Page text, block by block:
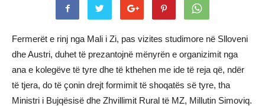
Fermerët e rinj nga Mali i Zi, pas vizites studimore në Slloveni
dhe Austri, duhet të prezantojnë mënyrën e organizimit nga
ana e kolegëve të tyre dhe të kthehen me ide të reja që, ndër
të tjera, do të çonin drejt formimit të shoqatës së tyre, tha
Ministri i Bujqësisë dhe Zhvillimit Rural të MZ, Millutin Simoviq.